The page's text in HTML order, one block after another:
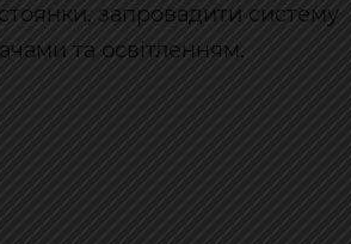
запровадити систему
та освітленням.